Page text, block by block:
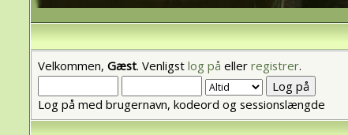
Velkommen, Gæst. Venligst log på eller registrer.
Log på med brugernavn, kodeord og sessionslængde